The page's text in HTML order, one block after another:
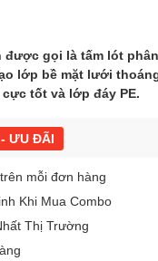
gọi là tấm lót
lớp bề mặt lưới
tốt và lớp đáy PE.
- ƯU ĐÃI
mỗi đơn hàng
Khi Mua Combo
Thị Trường